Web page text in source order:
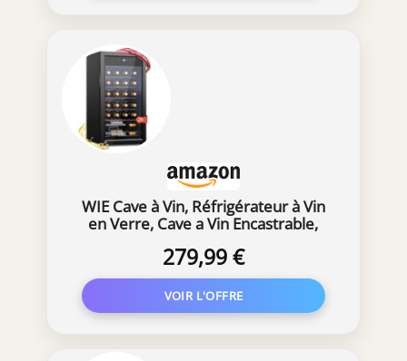
WIE Cave à Vin, Réfrigérateur à Vin
en Verre, Cave a Vin Encastrable,
Intérieur/Extérieur, Frigo Vin,
Protection UV, 5-18°C, 28 Bouteilles
279,99 €